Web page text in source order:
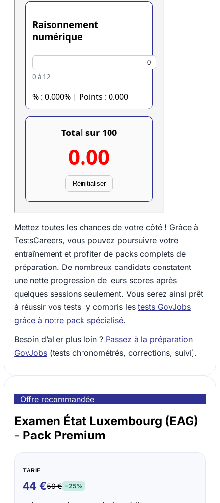
Mettez toutes les chances de votre côté ! Grâce à
TestsCareers, vous pouvez poursuivre votre
entraînement et profiter de packs complets de
préparation. De nombreux candidats constatent
une nette progression de leurs scores après
quelques sessions seulement. Vous serez ainsi prêt
à réussir vos tests, y compris les tests GovJobs
grâce à notre pack spécialisé.
Besoin d’aller plus loin ? Passez à la préparation
GovJobs (tests chronométrés, corrections, suivi).
Offre recommandée
Examen État Luxembourg (EAG)
- Pack Premium
TARIF
44 €59 € −25%